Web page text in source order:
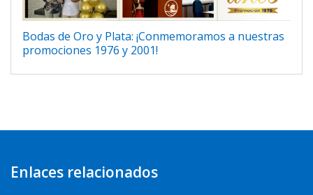
Bodas de Oro y Plata: ¡Conmemoramos a nuestras
promociones 1976 y 2001!
Enlaces relacionados